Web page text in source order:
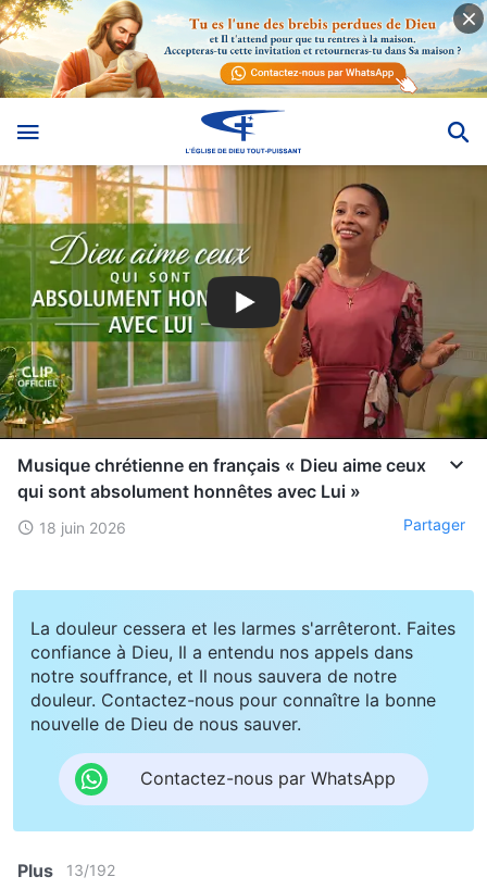
Musique chrétienne en français « Dieu aime ceux
qui sont absolument honnêtes avec Lui »
18 juin 2026 Partager
La douleur cessera et les larmes s'arrêteront. Faites
confiance à Dieu, Il a entendu nos appels dans
notre souffrance, et Il nous sauvera de notre
douleur. Contactez-nous pour connaître la bonne
nouvelle de Dieu de nous sauver.
Contactez-nous par WhatsApp
Plus 13/192